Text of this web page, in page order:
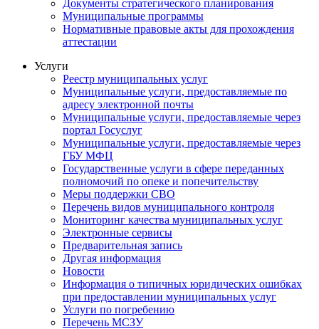
Документы стратегического планирования
Муниципальные программы
Нормативные правовые акты для прохождения
аттестации
Услуги
Реестр муниципальных услуг
Муниципальные услуги, предоставляемые по
адресу электронной почты
Муниципальные услуги, предоставляемые через
портал Госуслуг
Муниципальные услуги, предоставляемые через
ГБУ МФЦ
Государственные услуги в сфере переданных
полномочий по опеке и попечительству
Меры поддержки СВО
Перечень видов муниципального контроля
Мониторинг качества муниципальных услуг
Электронные сервисы
Предварительная запись
Другая информация
Новости
Информация о типичных юридических ошибках
при предоставлении муниципальных услуг
Услуги по погребению
Перечень МСЗУ